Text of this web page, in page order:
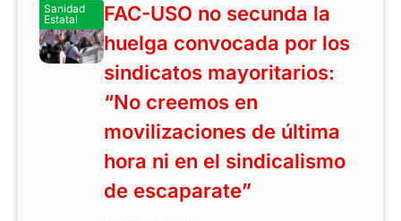
Sanidad
Estatal
FAC-USO no secunda la
huelga convocada por los
sindicatos mayoritarios:
“No creemos en
movilizaciones de última
hora ni en el sindicalismo
de escaparate”